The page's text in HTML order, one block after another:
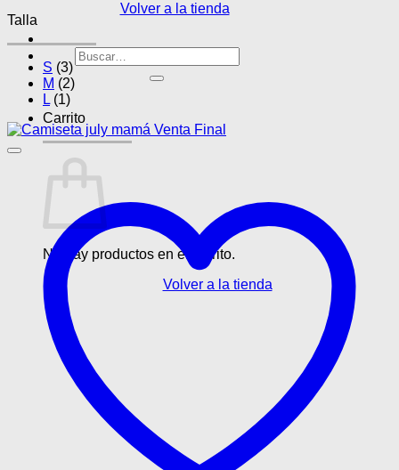
Volver a la tienda
Buscar
por:
Carrito
No hay productos en el carrito.
Volver a la tienda
Talla
S (3)
M (2)
L (1)